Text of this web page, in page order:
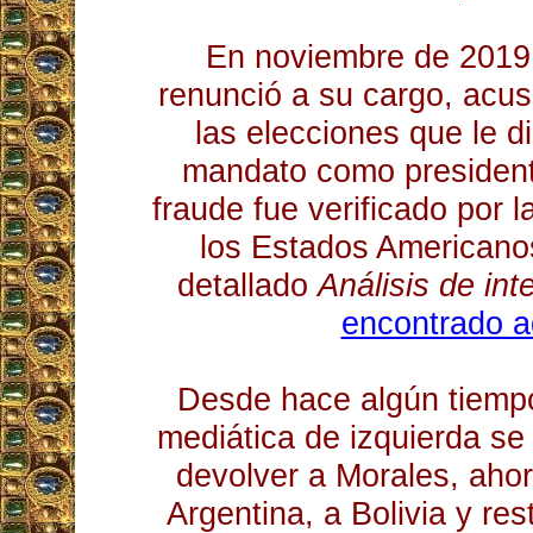
En noviembre de
renunció a su cargo,
las elecciones que le
mandato como
fraude fue verificado por
los Estados
detalladoAnálisis de
encontrado
Desde hace algún
mediática de izquierda
devolver a Morales,
Argentina, a Bolivia y